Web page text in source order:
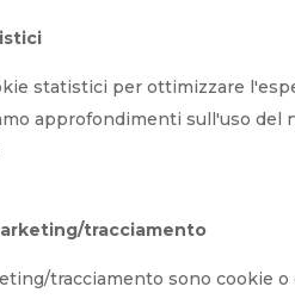
statistici per ottimizzare
approfondimenti sull'uso del
tracciamento
tracciamento sono cookie